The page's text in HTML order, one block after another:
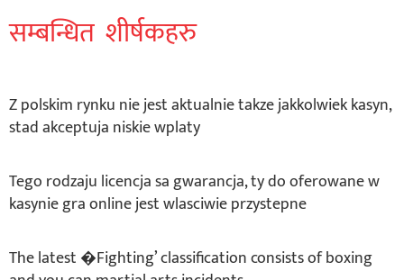
सम्बन्धित शीर्षकहरु
Z polskim rynku nie jest aktualnie takze jakkolwiek kasyn,
stad akceptuja niskie wplaty
Tego rodzaju licencja sa gwarancja, ty do oferowane w
kasynie gra online jest wlasciwie przystepne
The latest �Fighting’ classification consists of boxing